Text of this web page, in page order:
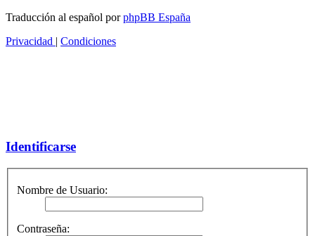
Traducción al español porphpBB España
Privacidad | Condiciones
Identificarse
Nombre de Usuario:
Contraseña: